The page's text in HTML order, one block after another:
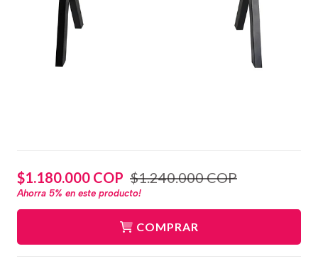
$1.180.000 COP $1.240.000 COP
Ahorra 5% en este producto!
COMPRAR